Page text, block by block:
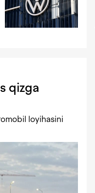
qizga
loyihasini